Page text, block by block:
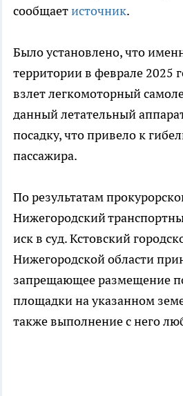
сообщаетисточник.
Было установлено, что
территории в феврале 2025
взлет легкомоторный
данный летательный
посадку, что привело к
пассажира.
По результатам
Нижегородский
иск в суд. Кстовский
Нижегородской области
запрещающее размещение
площадки на указанном
также выполнение с него